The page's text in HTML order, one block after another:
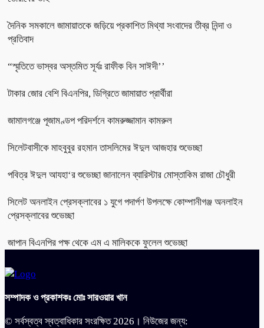
দৈনিক সমকালে জামায়াতকে জড়িয়ে প্রকাশিত মিথ্যা সংবাদের তীব্র নিন্দা ও
প্রতিবাদ
“স্মৃতিতে ভাস্বর অস্তমিত সূর্যঃ রাফীক বিন সাঈদী’’
টাকার জোর বেশি বিএনপির, ডিগ্রিতে জামায়াত প্রার্থীরা
জামালগঞ্জে পূজামণ্ডপ পরিদর্শনে কামরুজ্জামান কামরুল
সিলেটবাসীকে মাহবুবুর রহমান তাসলিমের ঈদুল আজহার শুভেচ্ছা
পবিত্র ঈদুল আযহা‘র শুভেচ্ছা জানালেন ব্যারিস্টার মোস্তাকিম রাজা চৌধুরী
সিলেট অনলাইন প্রেসক্লাবের ১ যুগে পদার্পণ উপলক্ষে কোম্পানীগঞ্জ অনলাইন
প্রেসক্লাবের শুভেচ্ছা
জাপান বিএনপির পক্ষ থেকে এম এ মালিককে ফুলেল শুভেচ্ছা
সম্পাদক ও প্রকাশকঃ মোঃ সারওয়ার খান
© সর্বস্বত্ব স্বত্বাধিকার সংরক্ষিত 2026। নিউজের জন্য: